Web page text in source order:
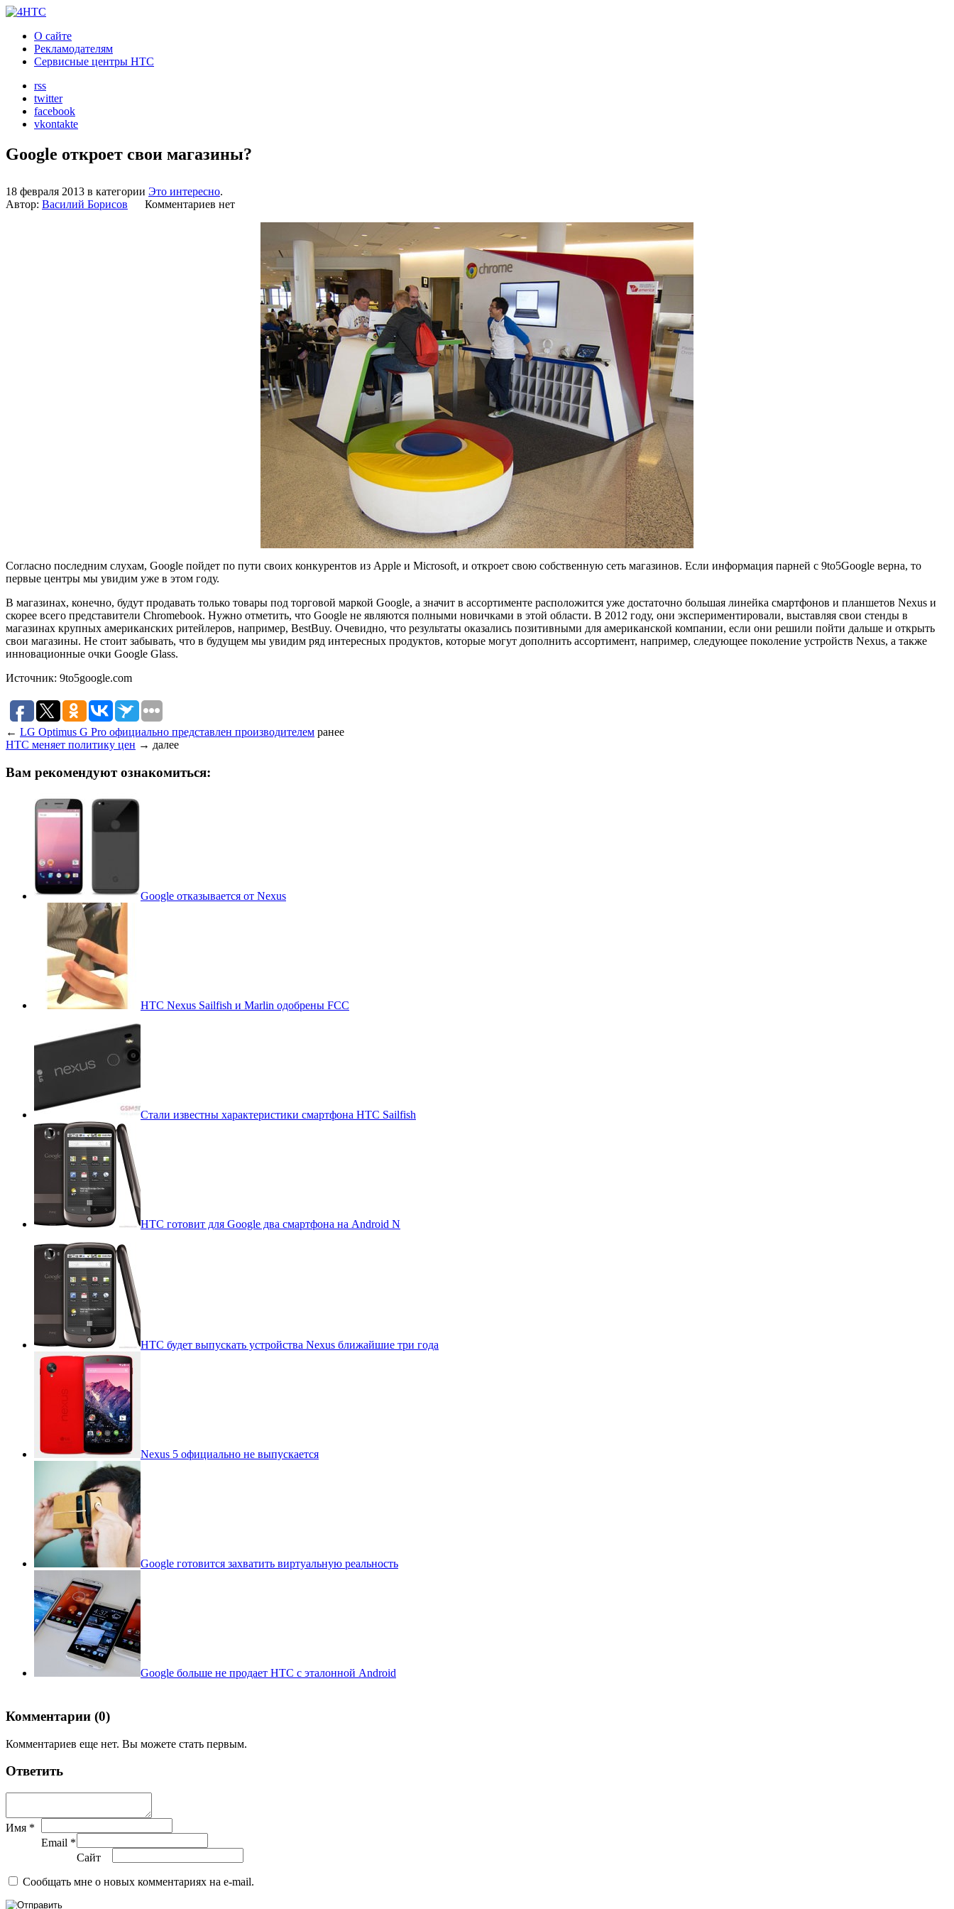
О сайте
Рекламодателям
Сервисные центры HTC
rss
twitter
facebook
vkontakte
Google откроет свои магазины?
18 февраля 2013 в категории Это интересно.
Автор: Василий Борисов Комментариев нет
Согласно последним слухам, Google пойдет по пути своих конкурентов из Apple и Microsoft, и откроет свою собственную сеть магазинов. Если информация парней с 9to5Google верна, то
первые центры мы увидим уже в этом году.
В магазинах, конечно, будут продавать только товары под торговой маркой Google, а значит в ассортименте расположится уже достаточно большая линейка смартфонов и планшетов Nexus и
скорее всего представители Chromebook. Нужно отметить, что Google не являются полными новичками в этой области. В 2012 году, они экспериментировали, выставляя свои стенды в
магазинах крупных американских ритейлеров, например, BestBuy. Очевидно, что результаты оказались позитивными для американской компании, если они решили пойти дальше и открыть
свои магазины. Не стоит забывать, что в будущем мы увидим ряд интересных продуктов, которые могут дополнить ассортимент, например, следующее поколение устройств Nexus, а также
инновационные очки Google Glass.
Источник: 9to5google.com
← LG Optimus G Pro официально представлен производителем ранее
HTC меняет политику цен → далее
Вам рекомендуют ознакомиться:
Google отказывается от Nexus
HTC Nexus Sailfish и Marlin одобрены FCC
Стали известны характеристики смартфона HTC Sailfish
HTC готовит для Google два смартфона на Android N
HTC будет выпускать устройства Nexus ближайшие три года
Nexus 5 официально не выпускается
Google готовится захватить виртуальную реальность
Google больше не продает HTC с эталонной Android
Комментарии (0)
Комментариев еще нет. Вы можете стать первым.
Ответить
Имя *
Email *
Сайт
Сообщать мне о новых комментариях на e-mail.